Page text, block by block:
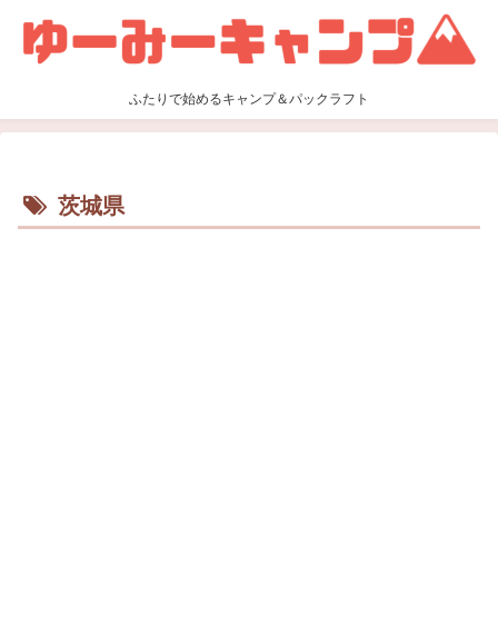
ふたりで始めるキャンプ＆パックラフト
茨城県